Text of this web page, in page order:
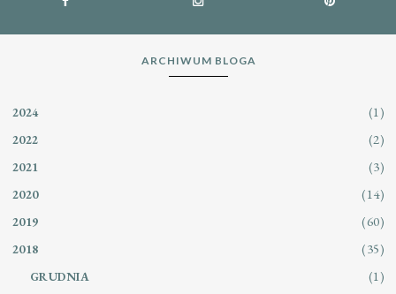
ARCHIWUM BLOGA
2024 (1)
2022 (2)
2021 (3)
2020 (14)
2019 (60)
2018 (35)
GRUDNIA (1)